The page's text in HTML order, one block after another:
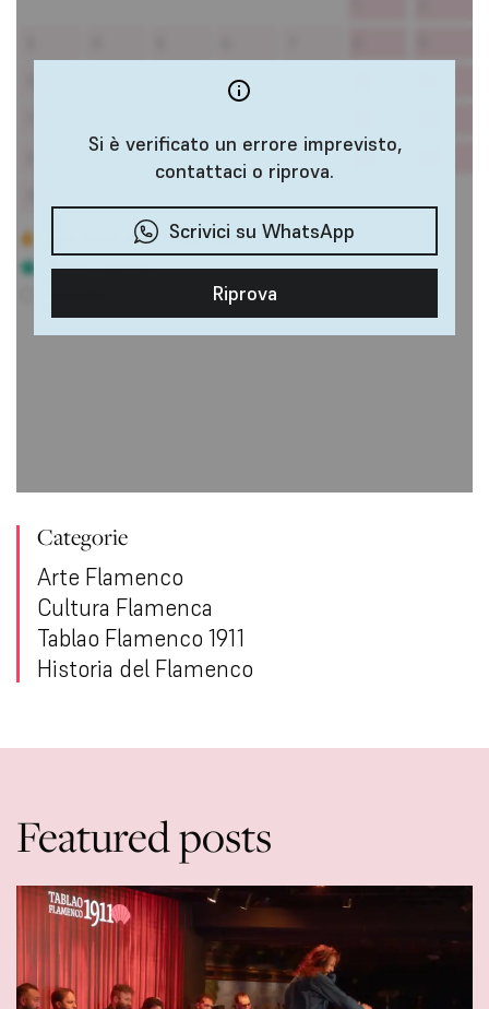
Categorie
Arte Flamenco
Cultura Flamenca
Tablao Flamenco 1911
Historia del Flamenco
Featured posts